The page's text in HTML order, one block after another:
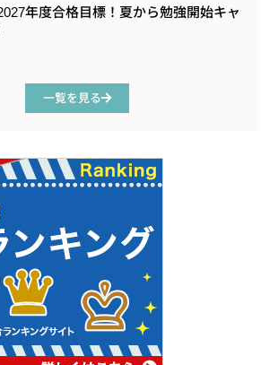
年度合格目標！夏から勉強開始キャ
一覧を見る